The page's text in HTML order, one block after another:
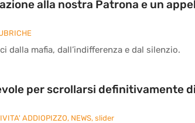
alla nostra Patrona e un
dalla mafia, dall’indifferenza e dal silenzio.
per scrollarsi definitivamente di
ADDIOPIZZO, NEWS, slider